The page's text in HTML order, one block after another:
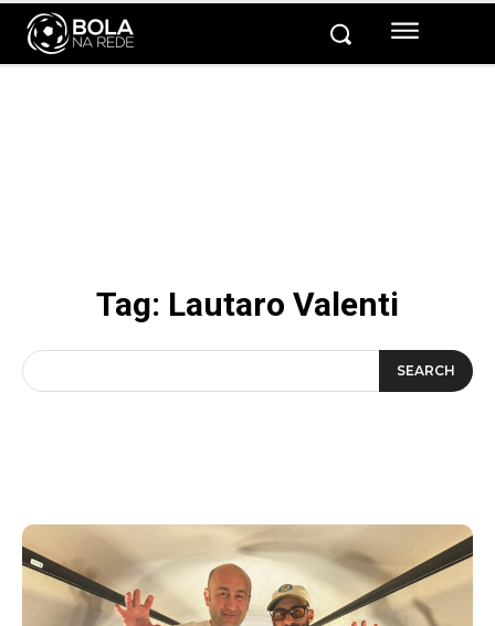
Tag: Lautaro Valenti
SEARCH